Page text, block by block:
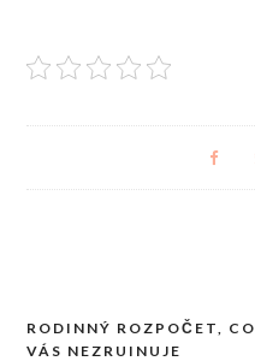
Navigace
RODINNÝ ROZPOČET, CO
VÁS NEZRUINUJE